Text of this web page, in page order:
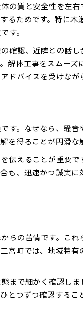
体でトラブルを防ぐ
物の解体で注意した
ラブル予防策と実務
解体で多い問題と
の周辺環境への配
と空き家管理の基
の流れと必要な準
ルを防ぐための解
で活用できるサポ
する解体のポイント
安心を守る解体工
解体業者の選び方と
と効率的な予算の考
相場を知り予算を
の質と安全性を左
ためです。特に木
す。
確認、近隣との話
解体工事をスムー
バイスを受けなが
。なぜなら、騒
得ることが円滑な
伝えることが重要
も、迅速かつ誠実
らの苦情です。こ
宮町では、地域特
まで細かく確認し
つずつ確認するこ